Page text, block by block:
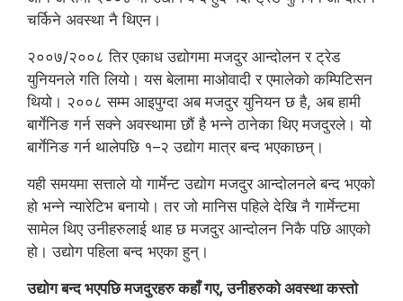
चर्किने अवस्था नै थिएन।
२००७/२००८ तिर एकाध उद्योगमा मजदुर आन्दोलन र ट्रेड
युनियनले गति लियो। यस बेलामा माओवादी र एमालेको कम्पिटिसन
थियो। २००८ सम्म आइपुग्दा अब मजदुर युनियन छ है, अब हामी
बार्गेनिङ गर्न सक्ने अवस्थामा छौं है भन्ने ठानेका थिए मजदुरले। यो
बार्गेनिङ गर्न थालेपछि १–२ उद्योग मात्र बन्द भएकाछन्।
यही समयमा सत्ताले यो गार्मेन्ट उद्योग मजदुर आन्दोलनले बन्द भएको
हो भन्ने न्यारेटिभ बनायो। तर जो मानिस पहिले देखि नै गार्मेन्टमा
सामेल थिए उनीहरुलाई थाह छ मजदुर आन्दोलन निकै पछि आएको
हो। उद्योग पहिला बन्द भएका हुन्।
उद्योग बन्द भएपछि मजदुरहरु कहाँ गए, उनीहरुको अवस्था कस्तो